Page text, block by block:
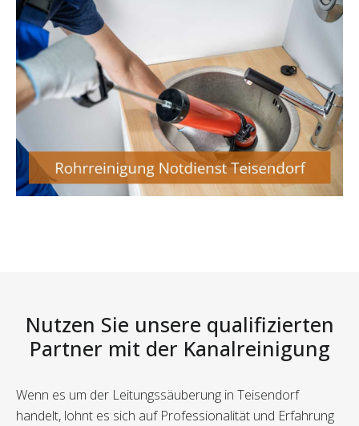
Nutzen Sie unsere qualifizierten
Partner mit der Kanalreinigung
Wenn es um der Leitungssäuberung in Teisendorf
handelt, lohnt es sich auf Professionalität und Erfahrung